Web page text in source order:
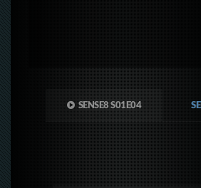
SENSE8 S01E04